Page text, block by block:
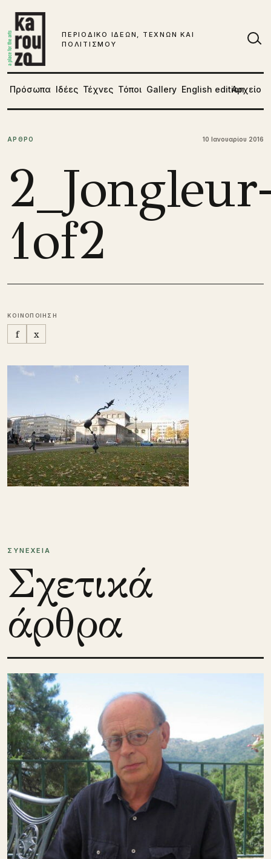
ΠΕΡΙΟΔΙΚΟ ΙΔΕΩΝ, ΤΕΧΝΩΝ ΚΑΙ
ΠΟΛΙΤΙΣΜΟΥ
Πρόσωπα Ιδέες Τέχνες Τόποι Gallery English editionΑρχείο
ΑΡΘΡΟ 10 Ιανουαρίου 2016
1of2
ΚΟΙΝΟΠΟΙΗΣΗ
f x
ΣΥΝΕΧΕΙΑ
Σχετικά
άρθρα